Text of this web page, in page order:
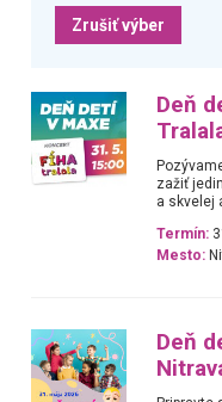
Zrušiť výber
Deň
zažiť
a skvelej
Termín:
Mesto:
Deň